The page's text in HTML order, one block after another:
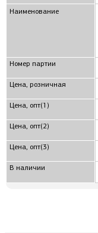
Наименование
Номер партии
Цена, розничная
Цена, опт(1)
Цена, опт(2)
Цена, опт(3)
В наличии